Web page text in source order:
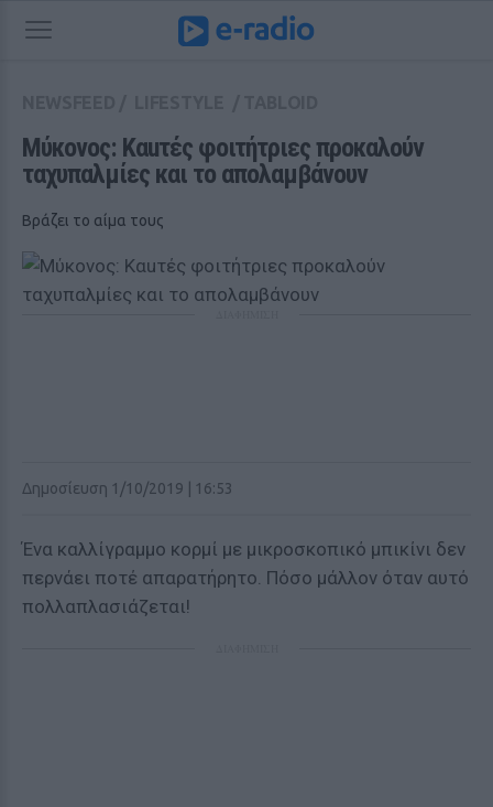
Μύκονος: Καuτές φοιτήτριες προκαλούν
ταχυπαλμίες και το απολαμβάνουν
Βράζει το αίμα τους
Δημοσίευση 1/10/2019 | 16:53
Ένα καλλίγραμμο κορμί με μικροσκοπικό μπικίνι δεν
περνάει ποτέ απαρατήρητο. Πόσο μάλλον όταν αυτό
πολλαπλασιάζεται!